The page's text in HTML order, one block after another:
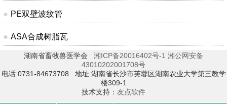
PE双壁波纹管
ASA合成树脂瓦
湖南省畜牧兽医学会 湘ICP备20016402号-1 湘公网安备
43010202001708号
电话:0731-84673708 地址:湖南省长沙市芙蓉区湖南农业大学第三教学
楼309-1
技术支持： 友点软件